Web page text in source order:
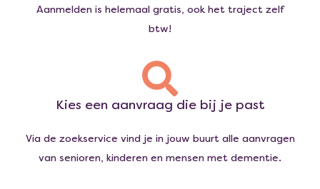
Aanmelden is helemaal gratis, ook het traject zelf
btw!
Kies een aanvraag die bij je past
Via de zoekservice vind je in jouw buurt alle aanvragen
van senioren, kinderen en mensen met dementie.